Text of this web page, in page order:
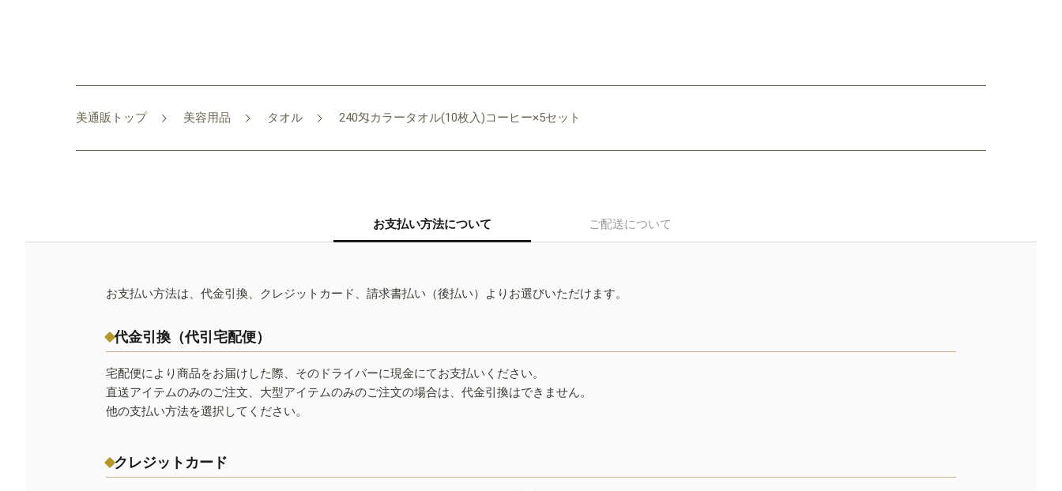
美通販トップ 美容用品 タオル 240匁カラータオル(10枚入)コーヒー×5セット
お支払い方法について ご配送について
お支払い方法は、代金引換、クレジットカード、請求書払い（後払い）よりお選びいただけます。
代金引換（代引宅配便）
宅配便により商品をお届けした際、そのドライバーに現金にてお支払いください。
直送アイテムのみのご注文、大型アイテムのみのご注文の場合は、代金引換はできません。
他の支払い方法を選択してください。
クレジットカード